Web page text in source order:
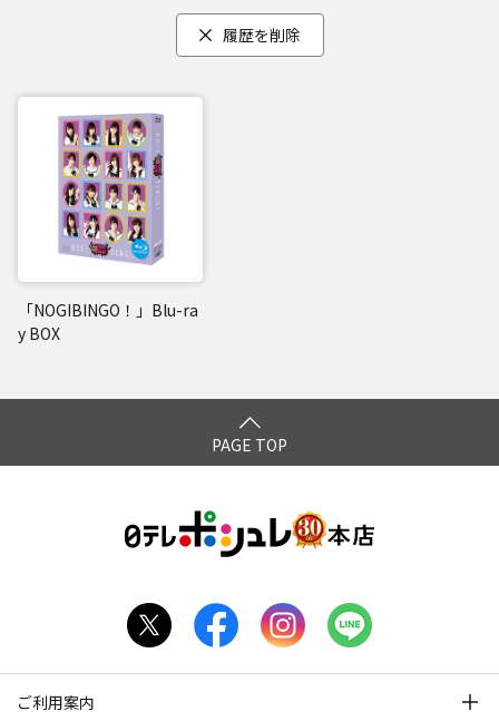
履歴を削除
「NOGIBINGO！」Blu-ra
y BOX
PAGE TOP
ご利用案内